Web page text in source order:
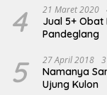
4 21 Maret 2020
Jual 5+
Pandeglang
5 27 April 2018
Namanya
Ujung Kulon